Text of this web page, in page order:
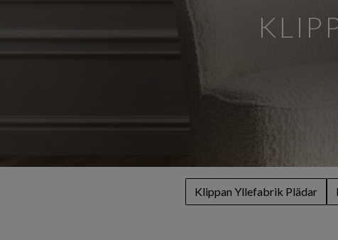
Klippan Yllefabrik Plädar